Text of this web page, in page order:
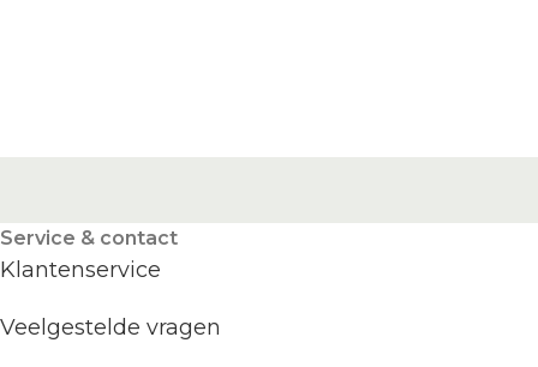
Service & contact
Klantenservice
Veelgestelde vragen